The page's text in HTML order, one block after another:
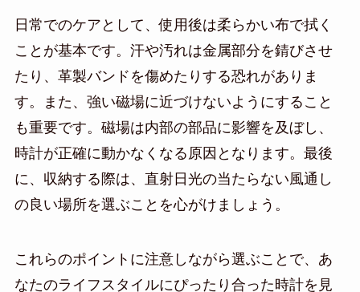
日常でのケアとして、使用後は柔らかい布で拭く
ことが基本です。汗や汚れは金属部分を錆びさせ
たり、革製バンドを傷めたりする恐れがありま
す。また、強い磁場に近づけないようにすること
も重要です。磁場は内部の部品に影響を及ぼし、
時計が正確に動かなくなる原因となります。最後
に、収納する際は、直射日光の当たらない風通し
の良い場所を選ぶことを心がけましょう。
これらのポイントに注意しながら選ぶことで、あ
なたのライフスタイルにぴったり合った時計を見